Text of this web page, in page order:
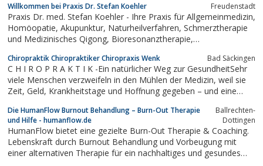
Willkommen bei Praxis Dr. Stefan Koehler Freudenstadt
Praxis Dr. med. Stefan Koehler - Ihre Praxis für Allgemeinmedizin,
Homöopatie, Akupunktur, Naturheilverfahren, Schmerztherapie
und Medizinisches Qigong, Bioresonanztherapie,
Chiropraktik Chiropraktiker Chiropraxis Wenk Bad Säckingen
C H I R O P R A K T I K -Ein natürlicher Weg zur GesundheitSehr
viele Menschen verzweifeln in den Mühlen der Medizin, weil sie
Zeit, Geld, Krankheitstage und Hoffnung gegeben – und eine
nichts weiter bewirkt hat.Gerade hier setzt die Chiropraktik an.Sie
bietet...
Die HumanFlow Burnout Behandlung – Burn-Out Therapie
und Hilfe - humanflow.de
Ballrechten-
Dottingen
HumanFlow bietet eine gezielte Burn-Out Therapie & Coaching.
Lebenskraft durch Burnout Behandlung und Vorbeugung mit
einer alternativen Therapie für ein nachhaltiges und gesundes